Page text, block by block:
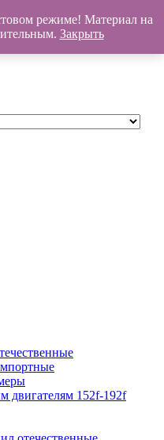
и т.д.
двигателям 152f-192f
режиме! Материал на
Закрыть